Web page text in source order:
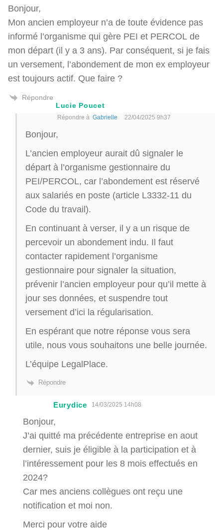
Bonjour,
Mon ancien employeur n’a de toute évidence pas
informé l’organisme qui gère PEI et PERCOL de
mon départ (il y a 3 ans). Par conséquent, si je fais
un versement, l’abondement de mon ex employeur
est toujours actif. Que faire ?
Répondre
Lucie Poucet
Répondre à Gabrielle 22/04/2025 9h37
Bonjour,
L’ancien employeur aurait dû signaler le
départ à l’organisme gestionnaire du
PEI/PERCOL, car l’abondement est réservé
aux salariés en poste (article L3332-11 du
Code du travail).
En continuant à verser, il y a un risque de
percevoir un abondement indu. Il faut
contacter rapidement l’organisme
gestionnaire pour signaler la situation,
prévenir l’ancien employeur pour qu’il mette à
jour ses données, et suspendre tout
versement d’ici la régularisation.
En espérant que notre réponse vous sera
utile, nous vous souhaitons une belle journée.
L’équipe LegalPlace.
Répondre
Eurydice 14/03/2025 14h08
Bonjour,
J’ai quitté ma précédente entreprise en aout
dernier, suis je éligible à la participation et à
l’intéressement pour les 8 mois effectués en
2024?
Car mes anciens collègues ont reçu une
notification et moi non.
Merci pour votre aide